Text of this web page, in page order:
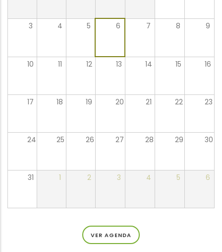
3 4 5 6 7 8 9
10 11 12 13 14 15 16
17 18 19 20 21 22 23
24 25 26 27 28 29 30
31 1 2 3 4 5 6
VER AGENDA